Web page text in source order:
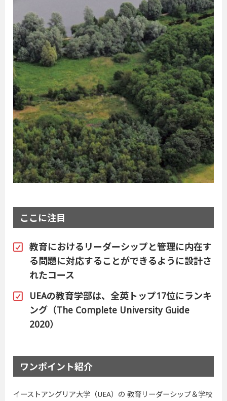
ここに注目
教育におけるリーダーシップと管理に内在す
る問題に対応することができるように設計さ
れたコース
UEAの教育学部は、全英トップ17位にランキ
ング（The Complete University Guide
2020）
ワンポイント紹介
イーストアングリア大学（UEA）の 教育リーダーシップ＆学校